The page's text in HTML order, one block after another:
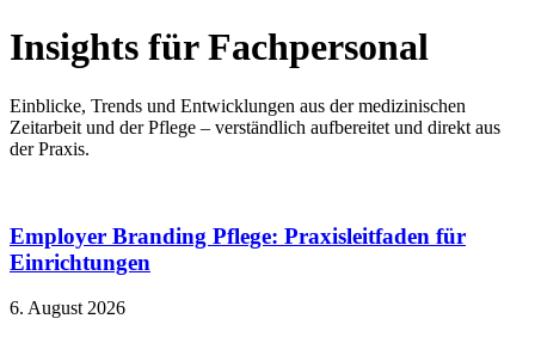
Insights für Fachpersonal
Einblicke, Trends und Entwicklungen aus der medizinischen
Zeitarbeit und der Pflege – verständlich aufbereitet und direkt aus
der Praxis.
Employer Branding Pflege: Praxisleitfaden für
Einrichtungen
6. August 2026